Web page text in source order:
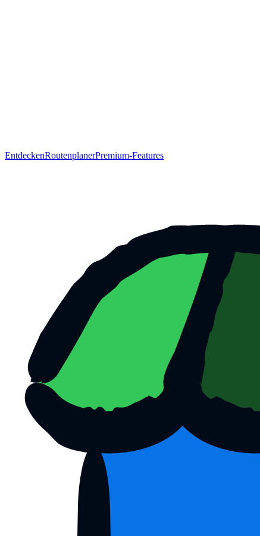
EntdeckenRoutenplanerPremium-Features